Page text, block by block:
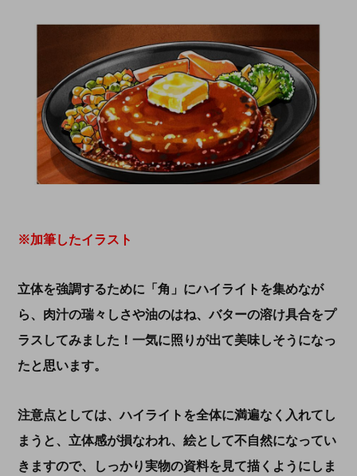
※加筆したイラスト
立体を強調するために「角」にハイライトを集めなが
ら、肉汁の瑞々しさや油のはね、バターの溶け具合をプ
ラスしてみました！一気に照りが出て美味しそうになっ
たと思います。
注意点としては、ハイライトを全体に満遍なく入れてし
まうと、立体感が損なわれ、絵として不自然になってい
きますので、しっかり実物の資料を見て描くようにしま